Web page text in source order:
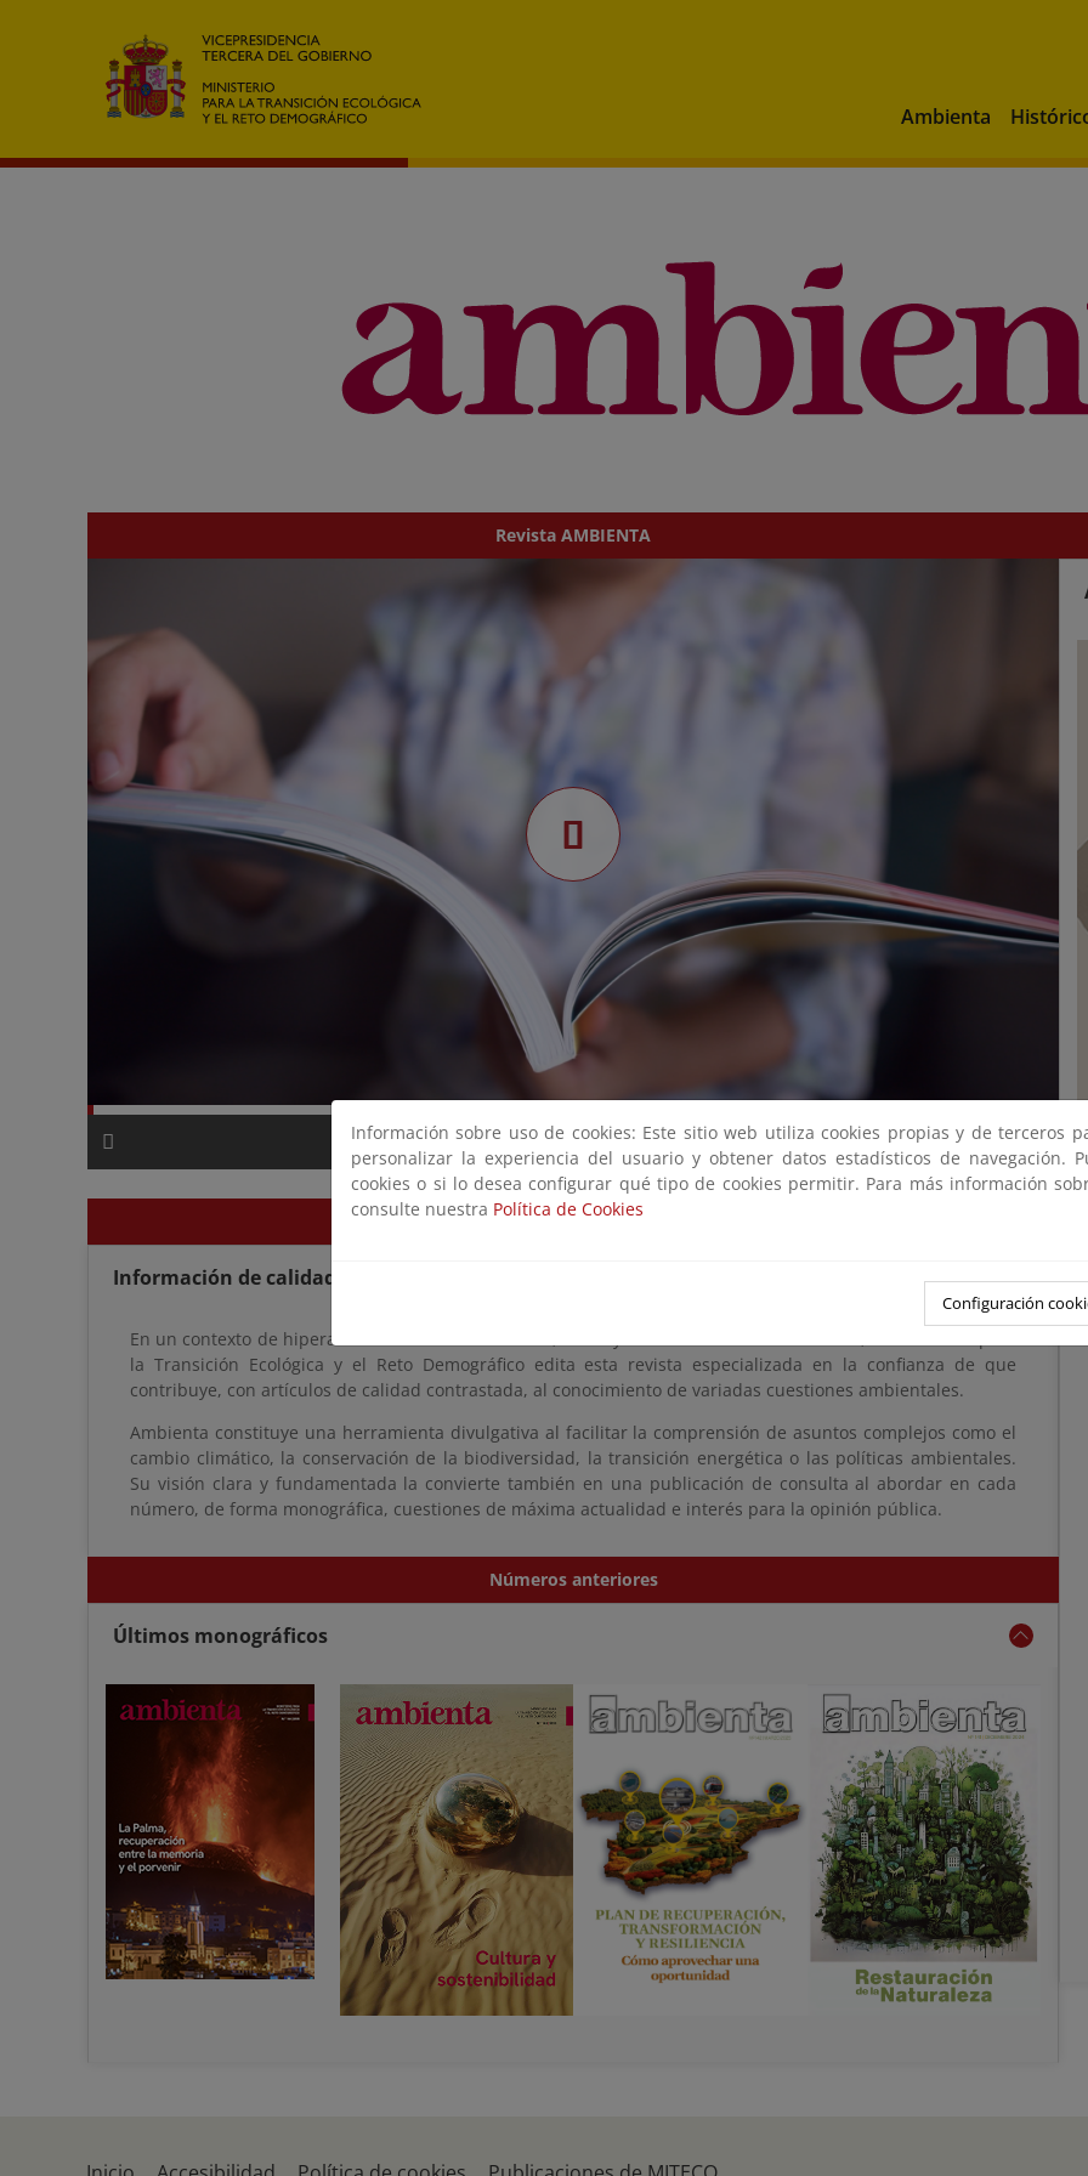
Ambienta
Revista AMBIENTA
00:00 / 00:44
¿Qué persigue la revista Ambienta?
Información de calidad y rigor científico
En un contexto de hiperabundancia de información, datos y fuentes de fiabilidad dudosa, el Ministerio para
la Transición Ecológica y el Reto Demográfico edita esta revista especializada en la confianza de que
contribuye, con artículos de calidad contrastada, al conocimiento de variadas cuestiones ambientales.
Ambienta constituye una herramienta divulgativa al facilitar la comprensión de asuntos complejos como el
cambio climático, la conservación de la biodiversidad, la transición energética o las políticas ambientales.
Su visión clara y fundamentada la convierte también en una publicación de consulta al abordar en cada
número, de forma monográfica, cuestiones de máxima actualidad e interés para la opinión pública.
Números anteriores
Últimos monográficos
Información sobre uso de cookies: Este sitio web utiliza cookies propias y de terceros
personalizar la experiencia del usuario y obtener datos estadísticos de navegación.
cookies o si lo desea configurar qué tipo de cookies permitir. Para más información
consulte nuestra Política de Cookies
Configuración